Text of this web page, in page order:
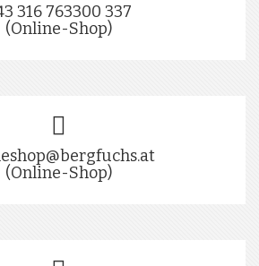
316 763300 337
(Online-Shop)
(Online-Shop)